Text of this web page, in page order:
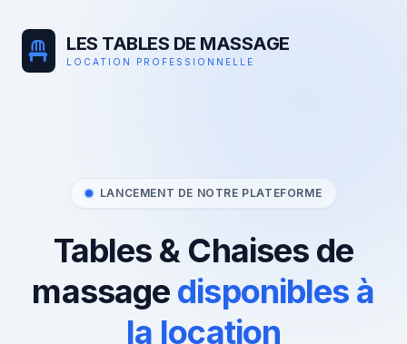
LES TABLES DE MASSAGE
LOCATION PROFESSIONNELLE
LANCEMENT DE NOTRE PLATEFORME
Tables & Chaises de
massage disponibles à
la location